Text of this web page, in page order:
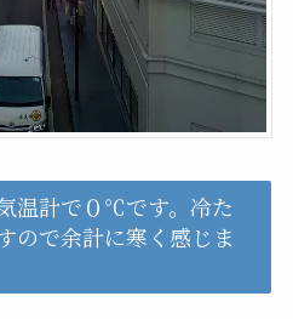
温計で０℃です。冷た
ので余計に寒く感じま